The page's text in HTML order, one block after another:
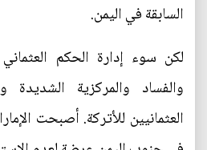
السابقة في اليمن.
لكن سوء إدارة الحكم
والفساد والمركزية
العثمانيين للأتركة. أصبحت